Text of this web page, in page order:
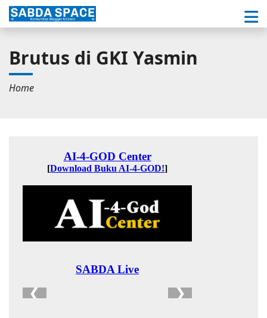
Brutus di GKI Yasmin
Home